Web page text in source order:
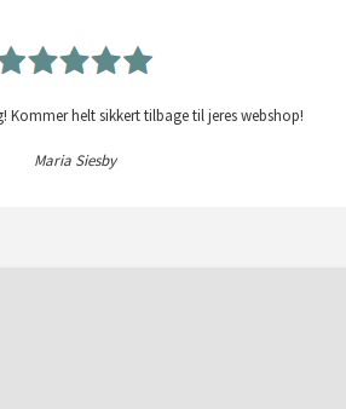
helt sikkert tilbage til jeres webshop!
Maria Siesby